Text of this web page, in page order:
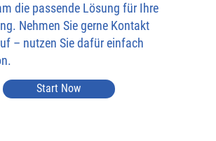
die passende Lösung für Ihre
Nehmen Sie gerne Kontakt
– nutzen Sie dafür einfach
Start Now